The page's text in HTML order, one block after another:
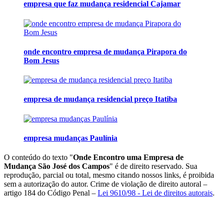
empresa que faz mudança residencial Cajamar
onde encontro empresa de mudança Pirapora do
Bom Jesus
empresa de mudança residencial preço Itatiba
empresa mudanças Paulínia
O conteúdo do texto "Onde Encontro uma Empresa de
Mudança São José dos Campos" é de direito reservado. Sua
reprodução, parcial ou total, mesmo citando nossos links, é proibida
sem a autorização do autor. Crime de violação de direito autoral –
artigo 184 do Código Penal – Lei 9610/98 - Lei de direitos autorais.